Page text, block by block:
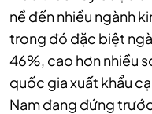
nề đến nhiều ngành
trong đó đặc biệt
46%, cao hơn nhiều
quốc gia xuất khẩu
Nam đang đứng